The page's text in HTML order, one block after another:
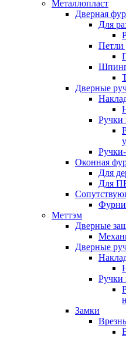
Металлопласт
Дверная
Для
Петли
Дверные
Ручки
Оконная
Для
Для
Меттэм
Дверные
Дверные
Ручки
Замки